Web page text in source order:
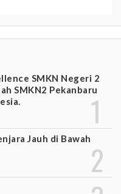
SMKN Negeri 2
SMKN2 Pekanbaru
Jauh di Bawah